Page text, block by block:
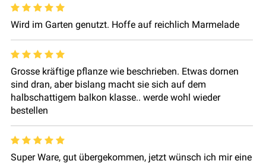
Wird im Garten genutzt. Hoffe auf reichlich Marmelade
Grosse kräftige pflanze wie beschrieben. Etwas dornen
sind dran, aber bislang macht sie sich auf dem
halbschattigem balkon klasse.. werde wohl wieder
bestellen
Super Ware, gut übergekommen, jetzt wünsch ich mir eine